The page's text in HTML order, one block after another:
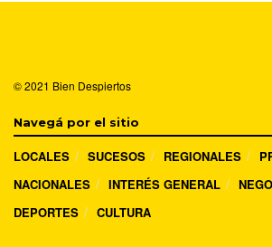
© 2021 Bien Despiertos
Navegá por el sitio
LOCALES SUCESOS REGIONALES
NACIONALES
INTERÉS GENERAL
DEPORTES
CULTURA